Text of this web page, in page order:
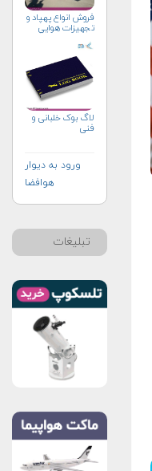
فروش انواع پهپاد و
تجهيزات هوايي
لاگ بوک خلبانی و
فنی
ورود به دیوار
هوافضا
تبلیغات